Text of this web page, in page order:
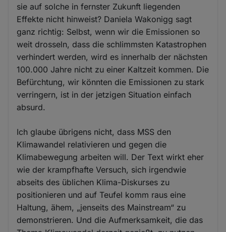
sie auf solche in fernster Zukunft liegenden
Effekte nicht hinweist? Daniela Wakonigg sagt
ganz richtig: Selbst, wenn wir die Emissionen so
weit drosseln, dass die schlimmsten Katastrophen
verhindert werden, wird es innerhalb der nächsten
100.000 Jahre nicht zu einer Kaltzeit kommen. Die
Befürchtung, wir könnten die Emissionen zu stark
verringern, ist in der jetzigen Situation einfach
absurd.
Ich glaube übrigens nicht, dass MSS den
Klimawandel relativieren und gegen die
Klimabewegung arbeiten will. Der Text wirkt eher
wie der krampfhafte Versuch, sich irgendwie
abseits des üblichen Klima-Diskurses zu
positionieren und auf Teufel komm raus eine
Haltung, ähem, „jenseits des Mainstream“ zu
demonstrieren. Und die Aufmerksamkeit, die das